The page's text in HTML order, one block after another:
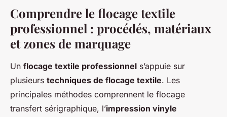
Comprendre le flocage textile
professionnel : procédés, matériaux
et zones de marquage
Un flocage textile professionnel s’appuie sur
plusieurs techniques de flocage textile. Les
principales méthodes comprennent le flocage
transfert sérigraphique, l’impression vinyle